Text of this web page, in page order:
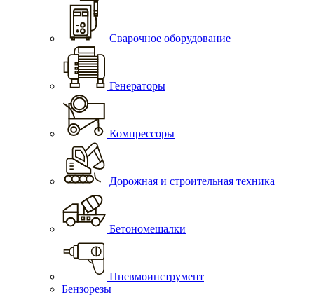
Сварочное оборудование
Генераторы
Компрессоры
Дорожная и строительная техника
Бетономешалки
Пневмоинструмент
Бензорезы